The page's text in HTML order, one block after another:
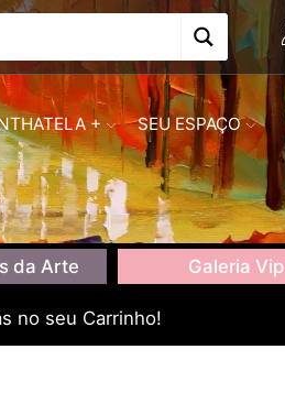
+ SEU ESPAÇO
da Arte Galeria Vip
no seu Carrinho!